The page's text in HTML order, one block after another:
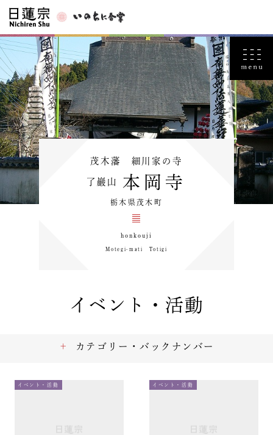
茂木藩 細川家の寺
了巖山 本岡寺
栃木県茂木町
honkouji
Motegi-mati Totigi
イベント・活動
イベント・活動 イベント・活動
カテゴリー・バックナンバー